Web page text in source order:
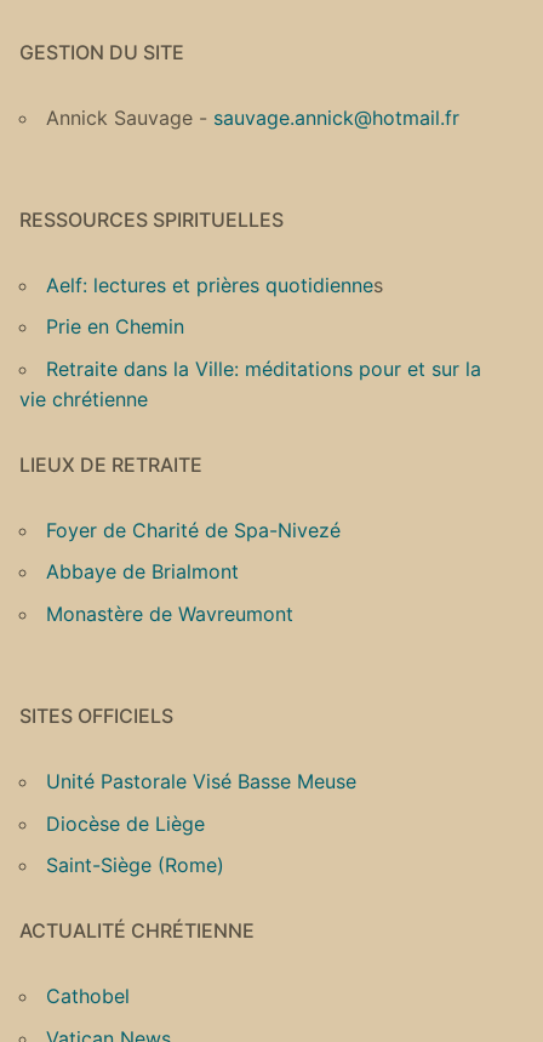
GESTION DU SITE
Annick Sauvage - sauvage.annick@hotmail.fr
RESSOURCES SPIRITUELLES
Aelf: lectures et prières quotidiennes
Prie en Chemin
Retraite dans la Ville: méditations pour et sur la
vie chrétienne
LIEUX DE RETRAITE
Foyer de Charité de Spa-Nivezé
Abbaye de Brialmont
Monastère de Wavreumont
SITES OFFICIELS
Unité Pastorale Visé Basse Meuse
Diocèse de Liège
Saint-Siège (Rome)
ACTUALITÉ CHRÉTIENNE
Cathobel